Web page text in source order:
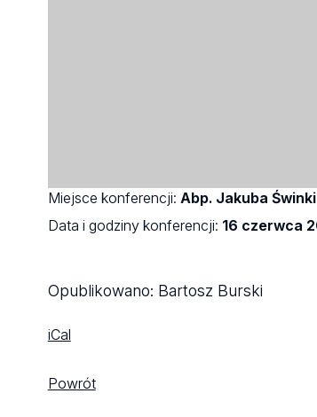
Miejsce konferencji: Abp. Jakuba
Data i godziny konferencji: 16 czerwca
Opublikowano: Bartosz Burski
iCal
Powrót